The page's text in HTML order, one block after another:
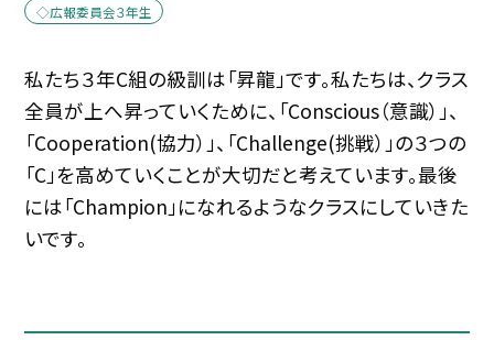
◇広報委員会３年生
私たち３年C組の級訓は「昇龍」です。私たちは、クラス
全員が上へ昇っていくために、「Conscious（意識）」、
「Cooperation(協力）」、「Challenge(挑戦）」の３つの
「C」を高めていくことが大切だと考えています。最後
には「Champion」になれるようなクラスにしていきた
いです。